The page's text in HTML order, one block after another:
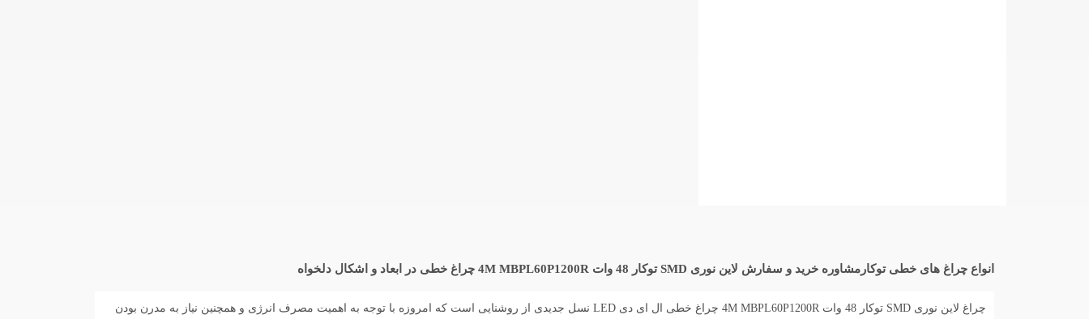
انواع چراغ های خطی توکارمشاوره خرید و سفارش لاین نوری SMD توکار 48 وات 4M MBPL60P1200R چراغ خطی در ابعاد و اشکال دلخواه
چراغ لاین نوری SMD توکار 48 وات 4M MBPL60P1200R چراغ خطی ال ای دی LED نسل جدیدی از روشنایی است که امروزه با توجه به اهمیت مصرف انرژی و همچنین نیاز به مدرن بودن